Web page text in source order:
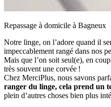
Repassage à domicile à Bagneux
Notre linge, on l’adore quand il
impeccablement rangé dans nos
Mais que l’on soit seul(e), en
très souvent une corvée !
Chez MerciPlus, nous savons
ranger du linge, cela prend un
plein d’autres choses bien plus